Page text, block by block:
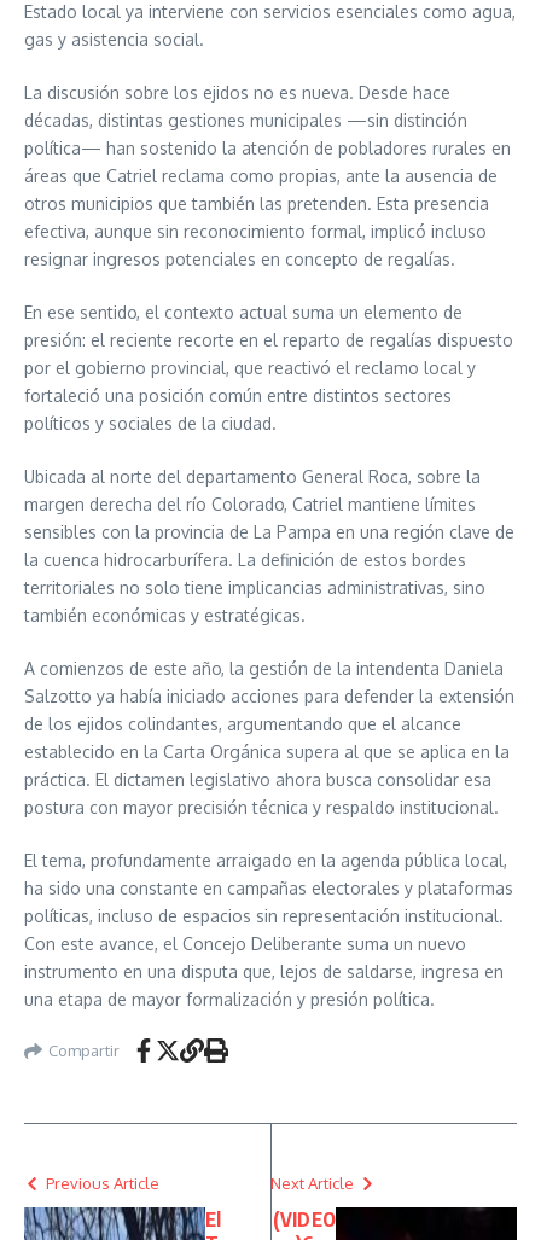
Estado local ya interviene con servicios esenciales como agua,
gas y asistencia social.
La discusión sobre los ejidos no es nueva. Desde hace
décadas, distintas gestiones municipales —sin distinción
política— han sostenido la atención de pobladores rurales en
áreas que Catriel reclama como propias, ante la ausencia de
otros municipios que también las pretenden. Esta presencia
efectiva, aunque sin reconocimiento formal, implicó incluso
resignar ingresos potenciales en concepto de regalías.
En ese sentido, el contexto actual suma un elemento de
presión: el reciente recorte en el reparto de regalías dispuesto
por el gobierno provincial, que reactivó el reclamo local y
fortaleció una posición común entre distintos sectores
políticos y sociales de la ciudad.
Ubicada al norte del departamento General Roca, sobre la
margen derecha del río Colorado, Catriel mantiene límites
sensibles con la provincia de La Pampa en una región clave de
la cuenca hidrocarburífera. La definición de estos bordes
territoriales no solo tiene implicancias administrativas, sino
también económicas y estratégicas.
A comienzos de este año, la gestión de la intendenta Daniela
Salzotto ya había iniciado acciones para defender la extensión
de los ejidos colindantes, argumentando que el alcance
establecido en la Carta Orgánica supera al que se aplica en la
práctica. El dictamen legislativo ahora busca consolidar esa
postura con mayor precisión técnica y respaldo institucional.
El tema, profundamente arraigado en la agenda pública local,
ha sido una constante en campañas electorales y plataformas
políticas, incluso de espacios sin representación institucional.
Con este avance, el Concejo Deliberante suma un nuevo
instrumento en una disputa que, lejos de saldarse, ingresa en
una etapa de mayor formalización y presión política.
Compartir
Previous Article
El
Next Article
(VIDEO